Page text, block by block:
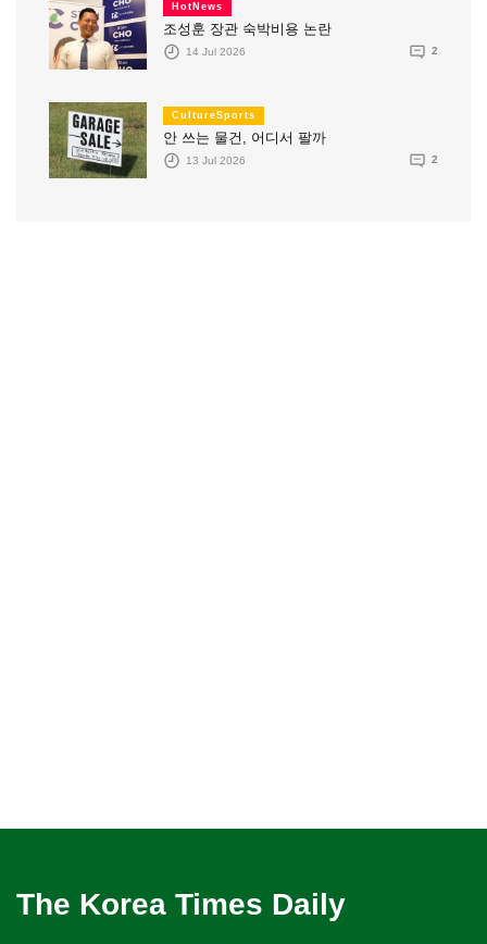
HotNews
조성훈 장관 숙박비용 논란
14 Jul 2026 2
CultureSports
안 쓰는 물건, 어디서 팔까
13 Jul 2026 2
The Korea Times Daily